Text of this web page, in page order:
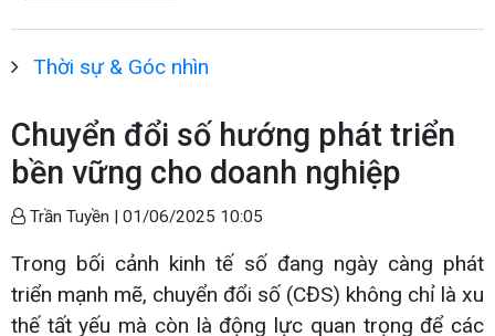
Thời sự & Góc nhìn
Chuyển đổi số hướng phát triển
bền vững cho doanh nghiệp
Trần Tuyền | 01/06/2025 10:05
Trong bối cảnh kinh tế số đang ngày càng phát
triển mạnh mẽ, chuyển đổi số (CĐS) không chỉ là xu
thế tất yếu mà còn là động lực quan trọng để các